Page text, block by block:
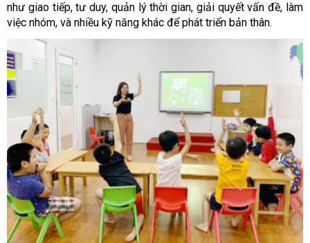
như giao tiếp, tư duy, quản lý thời gian, giải quyết vấn đề, làm
việc nhóm, và nhiều kỹ năng khác để phát triển bản thân.